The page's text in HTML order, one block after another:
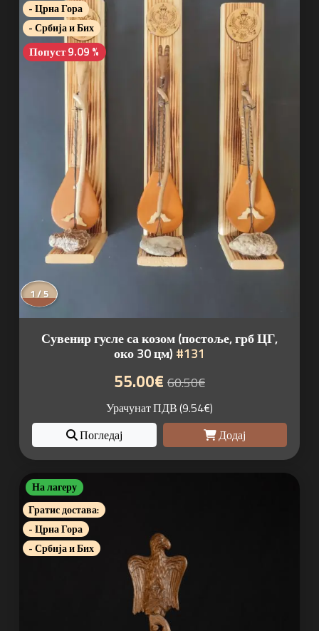
- Црна Гора
- Србија и Бих
Попуст 9.09 %
1 / 5
Сувенир гусле са козом (постоље, грб ЦГ,
око 30 цм) #131
55.00€ 60.50€
Урачунат ПДВ (9.54€)
Погледај
Додај
На лагеру
Гратис достава:
- Црна Гора
- Србија и Бих